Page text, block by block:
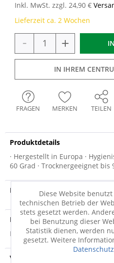
Inkl. MwSt. zzgl. 24,90 €
Lieferzeit ca. 2 Wochen
- +
IN IHREM
FRAGEN MERKEN TEILEN
Produktdetails
· Hergestellt in Europa ·
60 Grad · Trocknergeeignet bis
Produktvideo
Produktsicherheit
Produktsicherheit
Versandinfo
Diese Website
technischen Betrieb der
stets gesetzt werden.
bei Benutzung dieser
Statistik dienen, werden
gesetzt. Weitere